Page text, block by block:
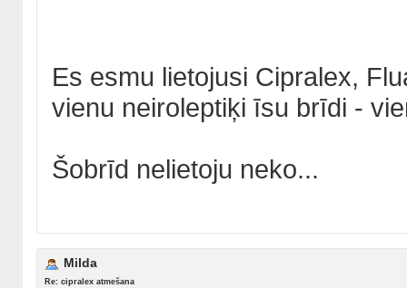
Es esmu lietojusi Cipralex,
vienu neiroleptiķi īsu brīdi -
Šobrīd nelietoju neko...
Milda
Re: cipralex atmešana